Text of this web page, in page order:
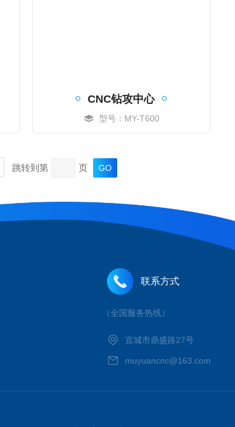
CNC钻攻中心
型号：MY-T600
跳转到第 页
联系方式
（全国服务热线）
宣城市鼎盛路27号
muyuancnc@163.com